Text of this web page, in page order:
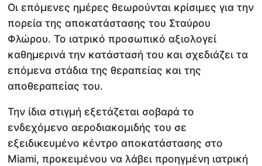
Οι επόμενες ημέρες θεωρούνται κρίσιμες για την
πορεία της αποκατάστασης του Σταύρου
Φλώρου. Το ιατρικό προσωπικό αξιολογεί
καθημερινά την κατάστασή του και σχεδιάζει τα
επόμενα στάδια της θεραπείας και της
αποθεραπείας του.
Την ίδια στιγμή εξετάζεται σοβαρά το
ενδεχόμενο αεροδιακομιδής του σε
εξειδικευμένο κέντρο αποκατάστασης στο
Miami, προκειμένου να λάβει προηγμένη ιατρική